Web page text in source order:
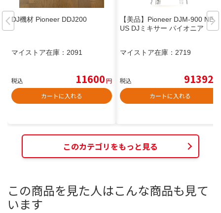
DJ機材 Pioneer DDJ200
マイストア在庫： 2091
税込 11600円
カートに入れる
【美品】Pioneer DJM-900 NEX
US DJミキサー パイオニア
マイストア在庫： 2719
税込 91392
カートに入れる
このカテゴリをもっと見る
この商品を見た人はこんな商品も見て
います